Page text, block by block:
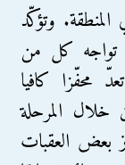
وتؤكّد
تواجه كل من
محفّزا كافيا
خلال المرحلة
بعض العقبات